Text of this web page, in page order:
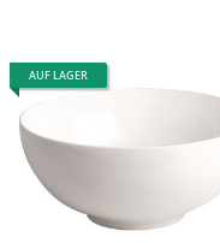
AUF LAGER